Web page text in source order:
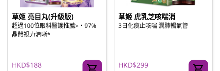
草姬 亮目丸(升級版)
超過100位眼科醫護推薦>‧97%
晶體視力清晰*
HKD$188
草姬 虎乳芝咳喘消
3日化痰止咳喘 潤肺暢氣管
HKD$299